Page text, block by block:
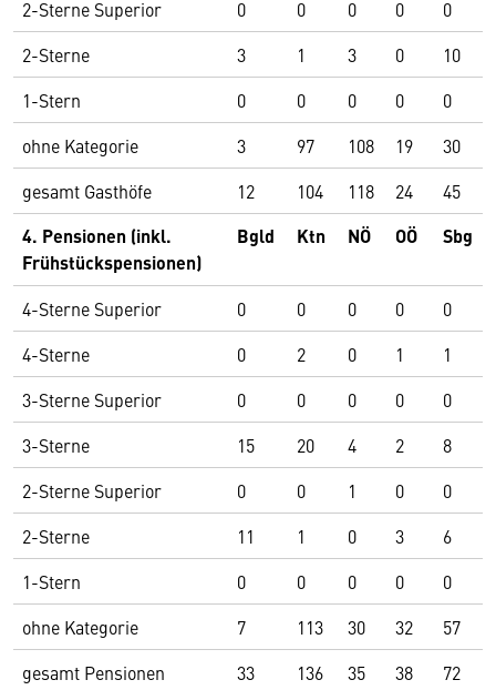
2-Sterne Superior
0 0 0 0 0
2-Sterne
3 1 3 0 10
1-Stern
0 0 0 0 0
ohne Kategorie
3 97 108 19 30
gesamt Gasthöfe
12 104 118 24 45
4. Pensionen (inkl.
Frühstückspensionen)
Bgld Ktn NÖ OÖ Sbg
4-Sterne Superior 0 0 0 0 0
4-Sterne
0 2 0 1 1
3-Sterne Superior
0 0 0 0 0
3-Sterne
15 20 4 2 8
2-Sterne Superior
0 0 1 0 0
2-Sterne
11 1 0 3 6
1-Stern
0 0 0 0 0
ohne Kategorie
7 113 30 32 57
gesamt Pensionen
33 136 35 38 72